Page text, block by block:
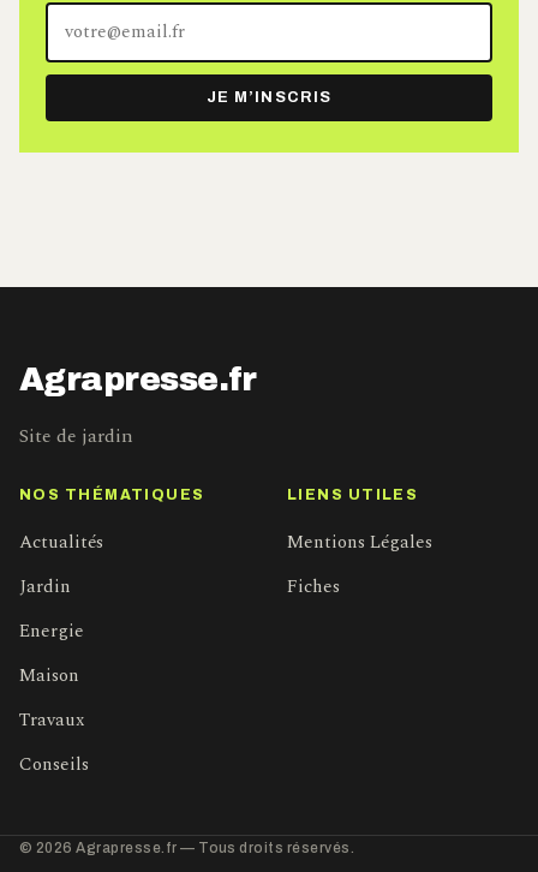
Votre
adresse
e-
mail
JE M’INSCRIS
Agrapresse.fr
Site de jardin
NOS THÉMATIQUES
Actualités
Jardin
Energie
Maison
Travaux
Conseils
LIENS UTILES
Mentions Légales
Fiches
© 2026 Agrapresse.fr — Tous droits réservés.